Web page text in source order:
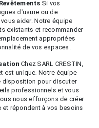
Si vos
d'usure ou de
aider. Notre équipe
existants et recommander
appropriées
de vos espaces.
Chez SARL CRESTIN,
est unique. Notre équipe
disposition pour discuter
professionnels et vous
nous efforçons de créer
répondent à vos besoins